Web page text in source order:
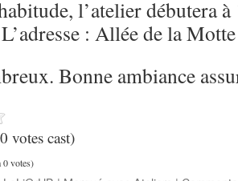
l’atelier débutera
: Allée de la
Bonne ambiance
votes cast)
votes)